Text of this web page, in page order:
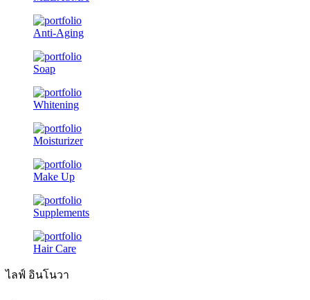
Anti-Aging
Soap
Whitening
Moisturizer
Make Up
Supplements
Hair Care
ไลฟ์ อินโนวา